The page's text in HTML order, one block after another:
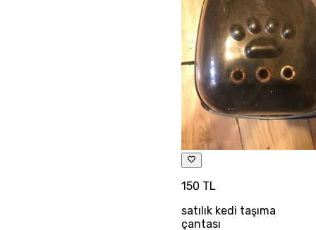
150 TL
satılık kedi taşıma
çantası